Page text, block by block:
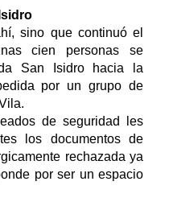
sino que continuó el
cien personas se
San Isidro hacia la
por un grupo de
de seguridad les
los documentos de
rechazada ya
por ser un espacio